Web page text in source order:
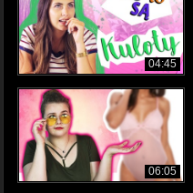
04:45
06:05